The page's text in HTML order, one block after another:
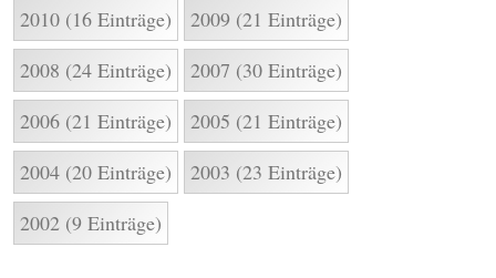
2010 (16 Einträge)
2009 (21 Einträge)
2008 (24 Einträge)
2007 (30 Einträge)
2006 (21 Einträge)
2005 (21 Einträge)
2004 (20 Einträge)
2003 (23 Einträge)
2002 (9 Einträge)